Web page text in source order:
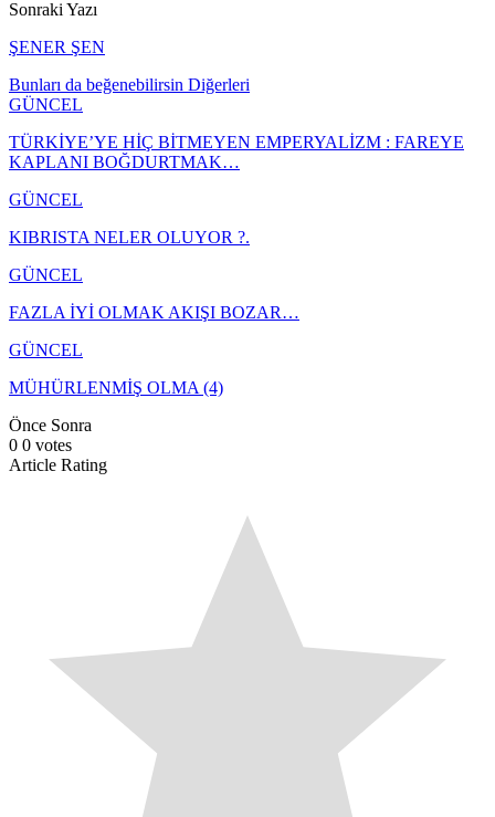
Sonraki Yazı
ŞENER ŞEN
Bunları da beğenebilirsin Diğerleri
GÜNCEL
TÜRKİYE’YE HİÇ BİTMEYEN EMPERYALİZM : FAREYE
KAPLANI BOĞDURTMAK…
GÜNCEL
KIBRISTA NELER OLUYOR ?.
GÜNCEL
FAZLA İYİ OLMAK AKIŞI BOZAR…
GÜNCEL
MÜHÜRLENMİŞ OLMA (4)
Önce Sonra
0 0 votes
Article Rating